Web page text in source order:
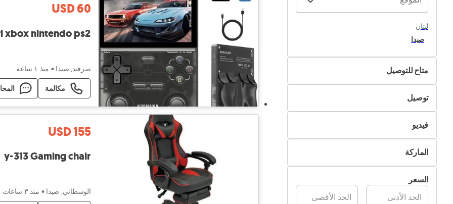
لبنان
صيدا
متاح للتوصيل
لا
نعم
توصيل
التسليم الذاتي
تسليم Pik&Dropفيديو
غير متوفر
متوفرالماركة
سوني
مايكروسوفت
نينتندو
السعر
USD 60
xbox nintendo ps2
صرفند, صيدا • منذ ١ ساعة
مكالمة
USD 155
y-313 Gaming chair
الوسطاني, صيدا • منذ ٣ ساعات